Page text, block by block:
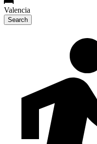
Valencia
Search